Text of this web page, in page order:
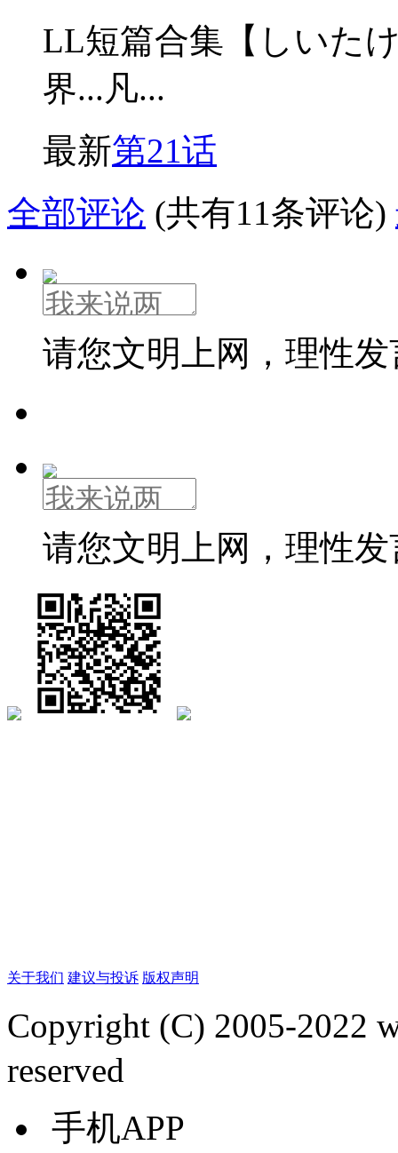
LL短篇合集【しいた
界...凡...
最新第21话
全部评论 (共有11条评论)
请您文明上网，理性
请您文明上网，理性
关于我们 建议与投诉 版权声明
Copyright (C) 2005-2022
reserved
手机APP